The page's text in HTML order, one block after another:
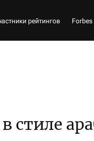
рейтингов Forbes
стиле